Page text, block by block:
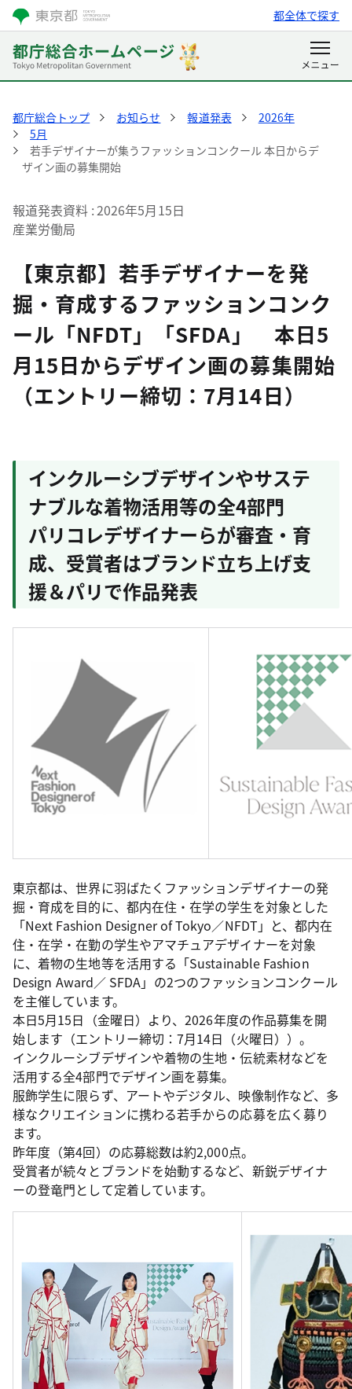
都全体で探す
都庁総合トップ お知らせ 報道発表
2026年
5月
若手デザイナーが集うファッションコンクール 本日からデ
ザイン画の募集開始
報道発表資料 2026年5月15日
産業労働局
【東京都】若手デザイナーを発
掘・育成するファッションコンク
ール「NFDT」「SFDA」 本日5
月15日からデザイン画の募集開始
（エントリー締切：7月14日）
インクルーシブデザインやサステ
ナブルな着物活用等の全4部門
パリコレデザイナーらが審査・育
成、受賞者はブランド立ち上げ支
援＆パリで作品発表
東京都は、世界に羽ばたくファッションデザイナーの発
掘・育成を目的に、都内在住・在学の学生を対象とした
「Next Fashion Designer of Tokyo／NFDT」と、都内在
住・在学・在勤の学生やアマチュアデザイナーを対象
に、着物の生地等を活用する「Sustainable Fashion
Design Award／ SFDA」の2つのファッションコンクール
を主催しています。
本日5月15日（金曜日）より、2026年度の作品募集を開
始します（エントリー締切：7月14日（火曜日））。
インクルーシブデザインや着物の生地・伝統素材などを
活用する全4部門でデザイン画を募集。
服飾学生に限らず、アートやデジタル、映像制作など、多
様なクリエイションに携わる若手からの応募を広く募り
ます。
昨年度（第4回）の応募総数は約2,000点。
受賞者が続々とブランドを始動するなど、新鋭デザイナ
ーの登竜門として定着しています。